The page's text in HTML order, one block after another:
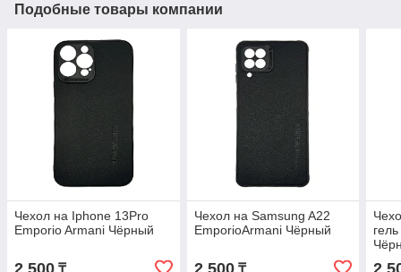
Подобные товары компании
Чехол на Iphone 13Pro
Emporio Armani Чёрный
Чехол на Samsung A22
EmporioArmani Чёрный